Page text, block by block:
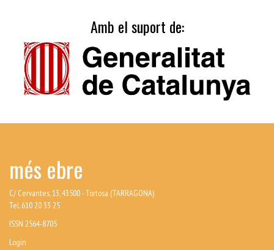
Amb el suport de:
més ebre
C/ Cervantes, 13, 43500 - Tortosa (TARRAGONA)
Tel. 610 20 33 25
ISSN 2564-8705
Login